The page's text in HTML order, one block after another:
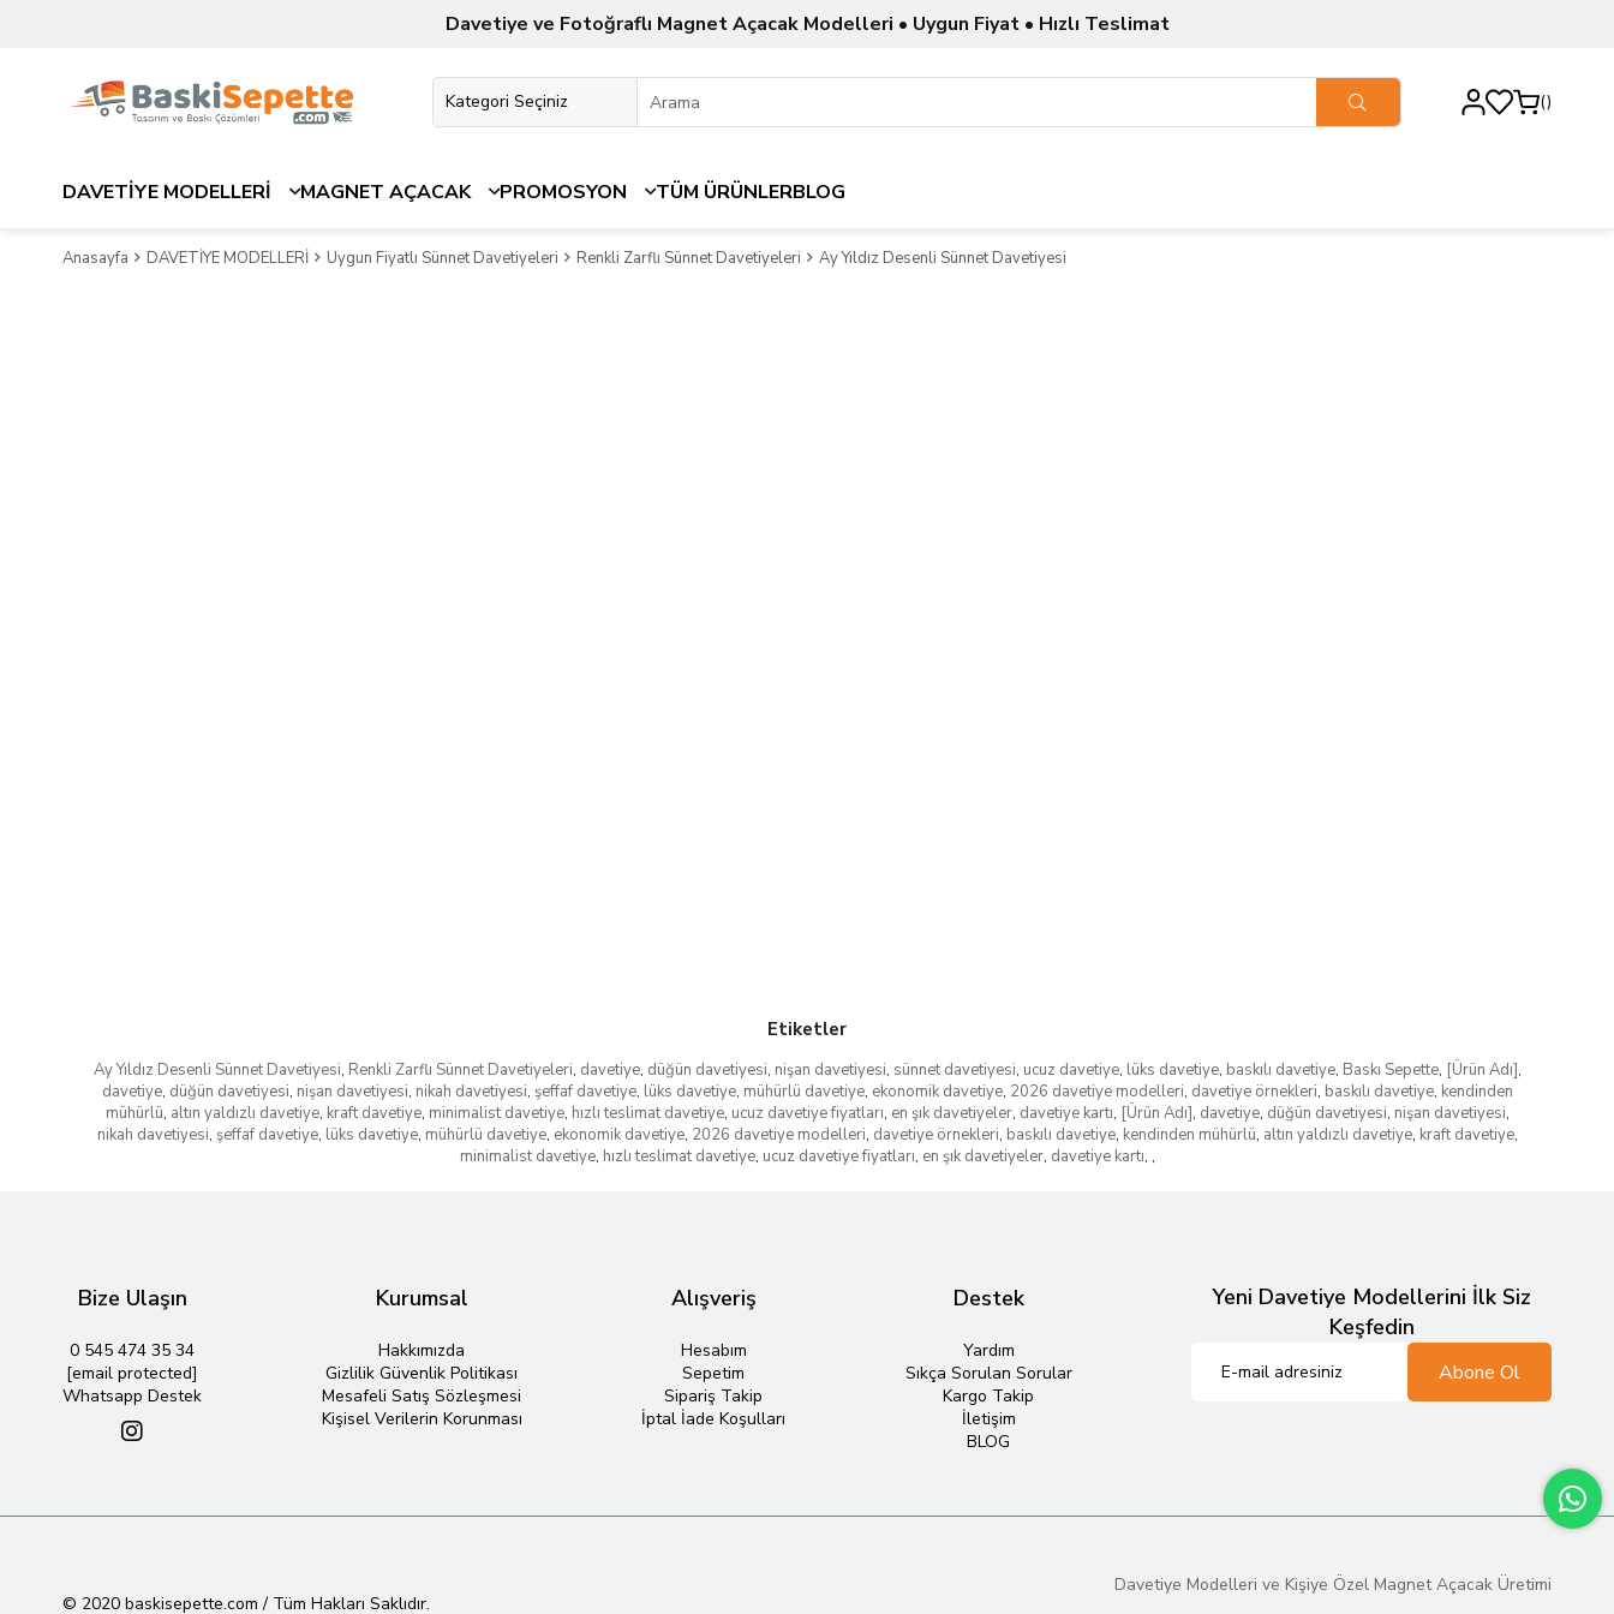
Davetiye ve Fotoğraflı Magnet Açacak Modelleri • Uygun Fiyat • Hızlı Teslimat
DAVETİYE MODELLERİ MAGNET AÇACAK PROMOSYON TÜM ÜRÜNLERBLOG
Anasayfa DAVETİYE MODELLERİ Uygun Fiyatlı Sünnet Davetiyeleri Renkli Zarflı Sünnet Davetiyeleri Ay Yıldız Desenli Sünnet Davetiyesi
Etiketler
Ay Yıldız Desenli Sünnet Davetiyesi, Renkli Zarflı Sünnet Davetiyeleri, davetiye, düğün davetiyesi, nişan davetiyesi, sünnet davetiyesi, ucuz davetiye, lüks davetiye, baskılı davetiye, Baskı Sepette, [Ürün Adı],
davetiye, düğün davetiyesi, nişan davetiyesi, nikah davetiyesi, şeffaf davetiye, lüks davetiye, mühürlü davetiye, ekonomik davetiye, 2026 davetiye modelleri, davetiye örnekleri, baskılı davetiye, kendinden
mühürlü, altın yaldızlı davetiye, kraft davetiye, minimalist davetiye, hızlı teslimat davetiye, ucuz davetiye fiyatları, en şık davetiyeler, davetiye kartı, [Ürün Adı], davetiye, düğün davetiyesi, nişan davetiyesi,
nikah davetiyesi, şeffaf davetiye, lüks davetiye, mühürlü davetiye, ekonomik davetiye, 2026 davetiye modelleri, davetiye örnekleri, baskılı davetiye, kendinden mühürlü, altın yaldızlı davetiye, kraft davetiye,
minimalist davetiye, hızlı teslimat davetiye, ucuz davetiye fiyatları, en şık davetiyeler, davetiye kartı, ,
Bize Ulaşın
0 545 474 35 34
[email protected]
Whatsapp Destek
Kurumsal
Hakkımızda
Gizlilik Güvenlik Politikası
Mesafeli Satış Sözleşmesi
Kişisel Verilerin Korunması
Alışveriş
Hesabım
Sepetim
Sipariş Takip
İptal İade Koşulları
Destek
Yardım
Sıkça Sorulan Sorular
Kargo Takip
İletişim
BLOG
Yeni Davetiye Modellerini İlk Siz
Keşfedin
Abone Ol
© 2020 baskisepette.com / Tüm Hakları Saklıdır.
Davetiye Modelleri ve Kişiye Özel Magnet Açacak Üretimi